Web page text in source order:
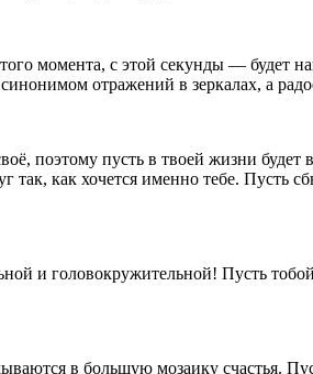
момента, с этой секунды — будет
отражений в зеркалах, а
поэтому пусть в твоей жизни будет
так, как хочется именно тебе. Пусть
и головокружительной! Пусть
в большую мозаику счастья.